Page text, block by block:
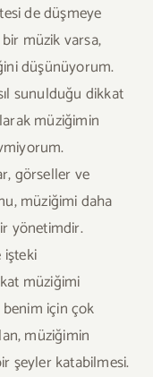
de düşmeye
müzik varsa,
düşünüyorum.
sunulduğu dikkat
müziğimin
görseller ve
müziğimi daha
yönetimdir.
işteki
müziğimi
için çok
müziğimin
şeyler katabilmesi.